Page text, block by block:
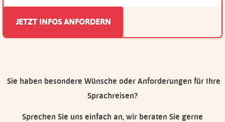
Sie haben besondere Wünsche oder Anforderungen für Ihre
Sprachreisen?
Sprechen Sie uns einfach an, wir beraten Sie gerne